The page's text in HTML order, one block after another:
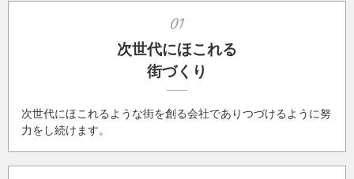
01
次世代にほこれる
街づくり
次世代にほこれるような街を創る会社でありつづけるように努
力をし続けます。